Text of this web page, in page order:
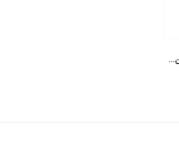
پودر پروتئین وی آلبومین دکتر سان 1000 گرم